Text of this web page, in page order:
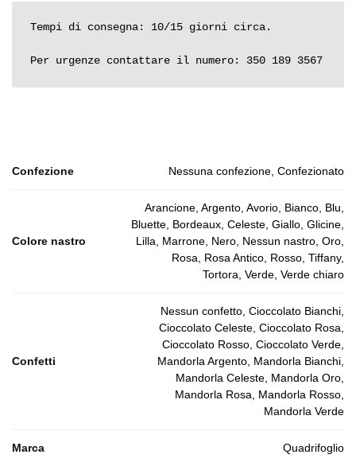
Tempi di consegna: 10/15 giorni circa.
Per urgenze contattare il numero: 350 189 3567
Confezione Nessuna confezione, Confezionato
Colore nastro
Arancione, Argento, Avorio, Bianco, Blu,
Bluette, Bordeaux, Celeste, Giallo, Glicine,
Lilla, Marrone, Nero, Nessun nastro, Oro,
Rosa, Rosa Antico, Rosso, Tiffany,
Tortora, Verde, Verde chiaro
Confetti
Nessun confetto, Cioccolato Bianchi,
Cioccolato Celeste, Cioccolato Rosa,
Cioccolato Rosso, Cioccolato Verde,
Mandorla Argento, Mandorla Bianchi,
Mandorla Celeste, Mandorla Oro,
Mandorla Rosa, Mandorla Rosso,
Mandorla Verde
Marca Quadrifoglio